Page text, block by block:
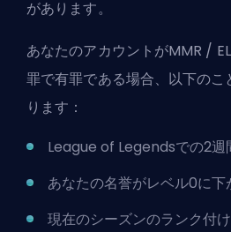
があります。
あなたのアカウントがMMR /
罪で有罪である場合、以下の
ります：
League of Legendsでの2週
あなたの名誉がレベル0に下
現在のシーズンのランク付